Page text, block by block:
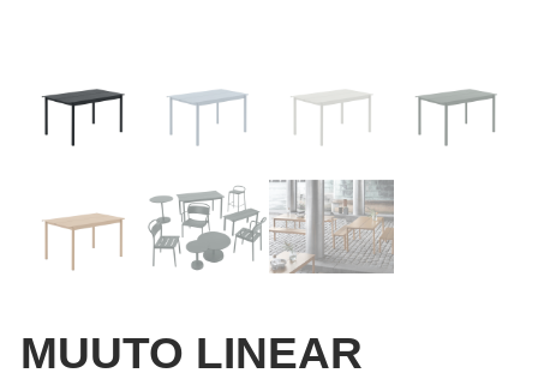
MUUTO LINEAR